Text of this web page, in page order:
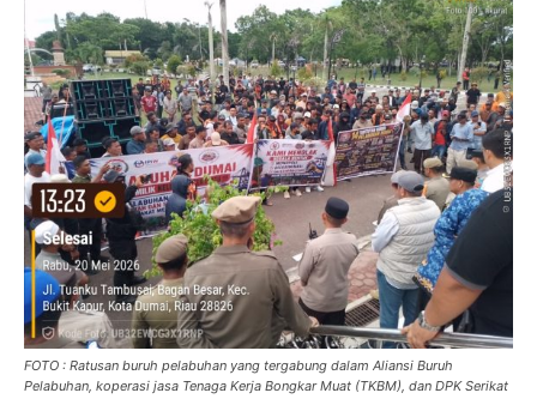
FOTO : Ratusan buruh pelabuhan yang tergabung dalam Aliansi Buruh
Pelabuhan, koperasi jasa Tenaga Kerja Bongkar Muat (TKBM), dan DPK Serikat